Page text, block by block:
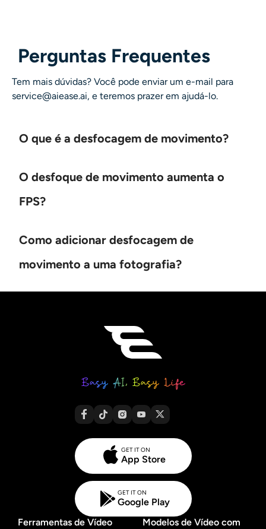
Perguntas Frequentes
Tem mais dúvidas? Você pode enviar um e-mail para
service@aiease.ai, e teremos prazer em ajudá-lo.
O que é a desfocagem de movimento?
O desfoque de movimento aumenta o
FPS?
Como adicionar desfocagem de
movimento a uma fotografia?
GET IT ON
App Store
GET IT ON
Google Play
Ferramentas de Vídeo
Modelos de Vídeo com